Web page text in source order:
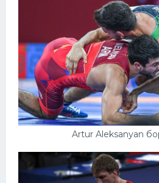
Artur Aleksanyan